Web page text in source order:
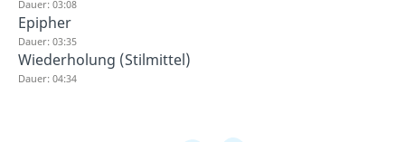
Dauer: 03:08
Epipher
Dauer: 03:35
Wiederholung (Stilmittel)
Dauer: 04:34